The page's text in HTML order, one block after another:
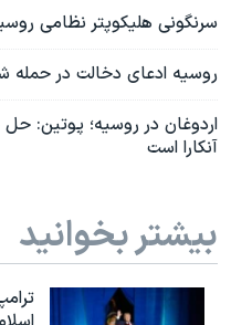
سرنگونی هلیکوپتر نظامی روسیه در
روسیه ادعای دخالت در حمله
اردوغان در روسیه؛ پوتین:
آنکارا است
بیشتر بخوانید